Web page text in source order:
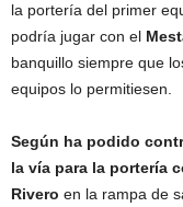
la portería del primer
podría jugar con el
banquillo siempre que
equipos lo permitiesen.
Según ha podido
la vía para la portería
Rivero en la rampa de